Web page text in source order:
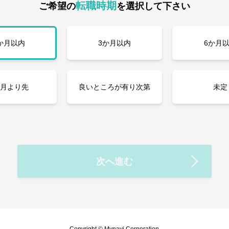
ご希望の転職時期 を選択して下さい
月以内 3か月以内 6か月
より先 良いところが有り次第 未定
次へ進む